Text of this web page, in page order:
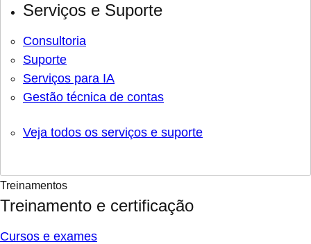
Serviços e Suporte
Consultoria
Suporte
Serviços para IA
Gestão técnica de contas
Veja todos os serviços e suporte
Treinamentos
Treinamento e certificação
Cursos e exames